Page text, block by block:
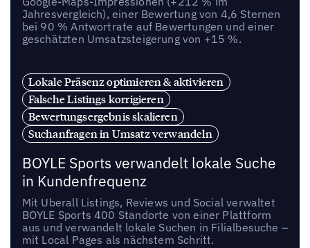
Jahresvergleich), einer Bewertung von 4,6 Sternen
bei 90 % Antwortrate auf Bewertungen und einer
geschätzten Umsatzsteigerung von +15 %.
Lokale Präsenz optimieren & aktivieren
Falsche Listings korrigieren
Bewertungsergebnis skalieren
Suchanfragen in Umsatz verwandeln
BOYLE Sports verwandelt lokale Suche
in Kundenfrequenz
Mit Uberall Listings, Reviews und Social verwaltet
BOYLE Sports 400 Standorte von einer Plattform
aus und verwandelt lokale Suchen in Filialbesuche –
mit Local Pages als nächstem Schritt.